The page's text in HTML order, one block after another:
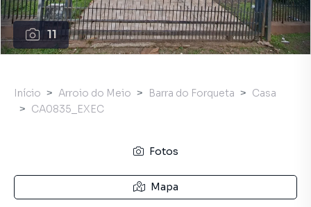
11
Início Arroio do Meio Barra do Forqueta
Casa
CA0835_EXEC
Fotos
Mapa